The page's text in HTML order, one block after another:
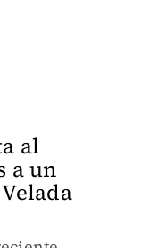
al
a un